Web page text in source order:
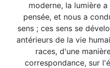
moderne, la lumière
pensée, et nous a
sens ; ces sens se
antérieurs de la vie
races, d'une
correspondance, sur